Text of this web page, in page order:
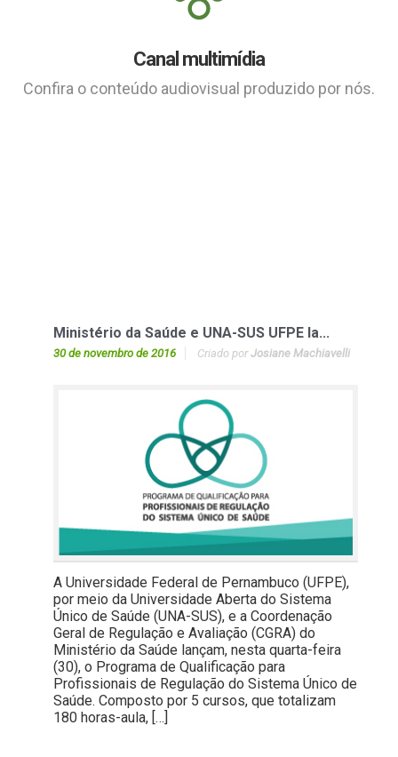
Canal multimídia
Confira o conteúdo audiovisual produzido por nós.
Ministério da Saúde e UNA-SUS UFPE la...
30 de novembro de 2016 Criado porJosiane Machiavelli
A Universidade Federal de Pernambuco (UFPE),
por meio da Universidade Aberta do Sistema
Único de Saúde (UNA-SUS), e a Coordenação
Geral de Regulação e Avaliação (CGRA) do
Ministério da Saúde lançam, nesta quarta-feira
(30), o Programa de Qualificação para
Profissionais de Regulação do Sistema Único de
Saúde. Composto por 5 cursos, que totalizam
180 horas-aula, […]